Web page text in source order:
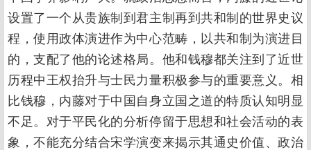
设置了一个从贵族制到君主制再到共和制的世界史议
程，使用政体演进作为中心范畴，以共和制为演进目
的，支配了他的论述格局。他和钱穆都关注到了近世
历程中王权抬升与士民力量积极参与的重要意义。相
比钱穆，内藤对于中国自身立国之道的特质认知明显
不足。对于平民化的分析停留于思想和社会活动的表
象，不能充分结合宋学演变来揭示其通史价值、政治